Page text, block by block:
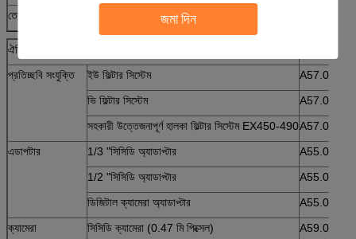
জমা দিন
তেল
প্রতিপ্রভ বিনামূল্যে উদ্দেশ্য
ঐচ্ছিক জিনিসপত্র
প্রতিচ্ছবি সংযুক্তি
ইউ ফিল্টার সিস্টেম
A57.0805-
ভি ফিল্টার সিস্টেম
A57.0805-
সহকারী উত্তেজনাপূর্ণ হালকা ফিল্টার সিস্টেম EX450-490A57.0806
এডাপটার
1/3 "সিসিডি অ্যাডাপ্টার
A55.0803
1/2 "সিসিডি অ্যাডাপ্টার
A55.0802
ডিজিটাল ক্যামেরা অ্যাডাপ্টার
A55.0809
ক্যামেরা
সিসিডি ক্যামেরা (0.47 মি পিক্সেল)
A59.0803